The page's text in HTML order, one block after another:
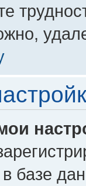
в базе